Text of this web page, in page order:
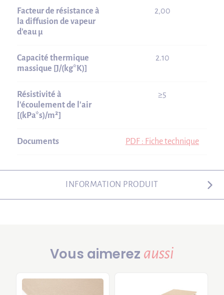
Facteur de résistance à
la diffusion de vapeur
d'eau μ
2,00
Capacité thermique
massique [J/(kg*K)]
2.10
Résistivité à
l'écoulement de l'air
[(kPa*s)/m²]
≥5
Documents PDF : Fiche technique
INFORMATION PRODUIT
Vous aimerez aussi